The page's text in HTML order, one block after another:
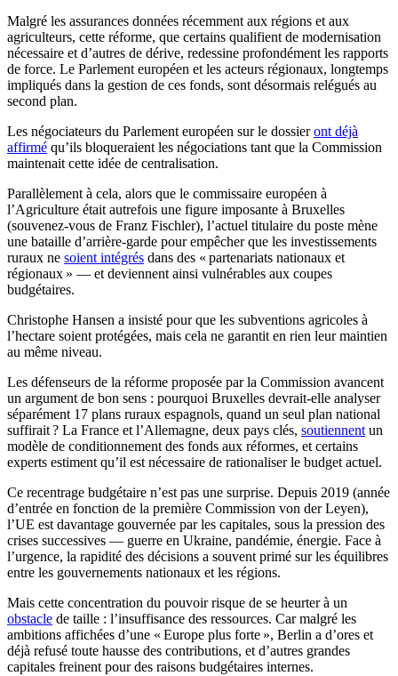
Malgré les assurances données récemment aux régions et aux
agriculteurs, cette réforme, que certains qualifient de modernisation
nécessaire et d’autres de dérive, redessine profondément les rapports
de force. Le Parlement européen et les acteurs régionaux, longtemps
impliqués dans la gestion de ces fonds, sont désormais relégués au
second plan.
Les négociateurs du Parlement européen sur le dossieront déjà
affirmé qu’ils bloqueraient les négociations tant que la Commission
maintenait cette idée de centralisation.
Parallèlement à cela, alors que le commissaire européen à
l’Agriculture était autrefois une figure imposante à Bruxelles
(souvenez-vous de Franz Fischler), l’actuel titulaire du poste mène
une bataille d’arrière-garde pour empêcher que les investissements
ruraux ne soient intégrés dans des « partenariats nationaux et
régionaux » — et deviennent ainsi vulnérables aux coupes
budgétaires.
Christophe Hansen a insisté pour que les subventions agricoles à
l’hectare soient protégées, mais cela ne garantit en rien leur maintien
au même niveau.
Les défenseurs de la réforme proposée par la Commission avancent
un argument de bon sens : pourquoi Bruxelles devrait-elle analyser
séparément 17 plans ruraux espagnols, quand un seul plan national
suffirait ? La France et l’Allemagne, deux pays clés, soutiennent un
modèle de conditionnement des fonds aux réformes, et certains
experts estiment qu’il est nécessaire de rationaliser le budget actuel.
Ce recentrage budgétaire n’est pas une surprise. Depuis 2019 (année
d’entrée en fonction de la première Commission von der Leyen),
l’UE est davantage gouvernée par les capitales, sous la pression des
crises successives — guerre en Ukraine, pandémie, énergie. Face à
l’urgence, la rapidité des décisions a souvent primé sur les équilibres
entre les gouvernements nationaux et les régions.
Mais cette concentration du pouvoir risque de se heurter à un
obstacle de taille : l’insuffisance des ressources. Car malgré les
ambitions affichées d’une « Europe plus forte », Berlin a d’ores et
déjà refusé toute hausse des contributions, et d’autres grandes
capitales freinent pour des raisons budgétaires internes.